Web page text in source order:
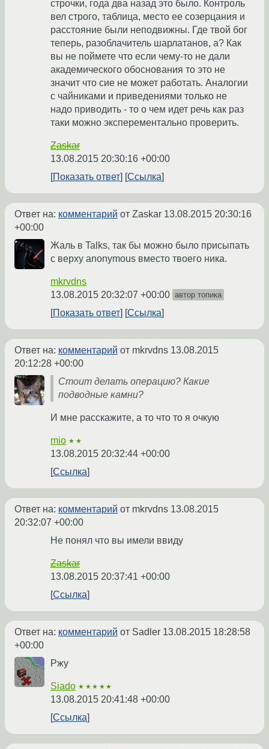
строчки, года два назад это было. Контроль
вел строго, таблица, место ее созерцания и
расстояние были неподвижны. Где твой бог
теперь, разоблачитель шарлатанов, а? Как
вы не поймете что если чему-то не дали
академического обоснования то это не
значит что сие не может работать. Аналогии
с чайниками и приведениями только не
надо приводить - то о чем идет речь как раз
таки можно эксперементально проверить.
Zaskar
13.08.2015 20:30:16 +00:00
Показать ответ
Ссылка
Ответ на: комментарий от Zaskar 13.08.2015 20:30:16
+00:00
Жаль в Talks, так бы можно было присыпать
с верху anonymous вместо твоего ника.
mkrvdns
13.08.2015 20:32:07 +00:00 автор топика
Показать ответ Ссылка
Ответ на: комментарий от mkrvdns 13.08.2015
20:12:28 +00:00
Стоит делать операцию? Какие
подводные камни?
И мне расскажите, а то что то я очкую
mio ★★
13.08.2015 20:32:44 +00:00
Ссылка
Ответ на: комментарий от mkrvdns 13.08.2015
20:32:07 +00:00
Не понял что вы имели ввиду
Zaskar
13.08.2015 20:37:41 +00:00
Ссылка
Ответ на: комментарий от Sadler 13.08.2015 18:28:58
+00:00
Ржу
Siado ★★★★★
13.08.2015 20:41:48 +00:00
Ссылка